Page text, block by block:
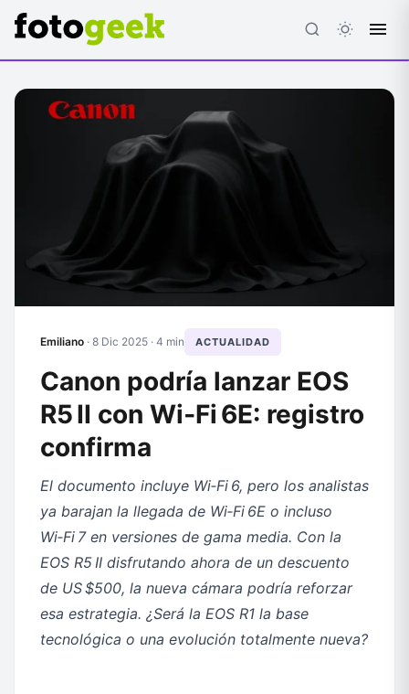
Emiliano · 8 Dic 2025 · 4 min ACTUALIDAD
Canon podría lanzar EOS
R5 II con Wi‑Fi 6E: registro
confirma
El documento incluye Wi‑Fi 6, pero los analistas
ya barajan la llegada de Wi‑Fi 6E o incluso
Wi‑Fi 7en versiones de gama media. Con la
EOS R5 II disfrutando ahora de un descuento
de US $500, la nueva cámara podría reforzar
esa estrategia. ¿Será la EOS R1 la base
tecnológica o una evolución totalmente nueva?